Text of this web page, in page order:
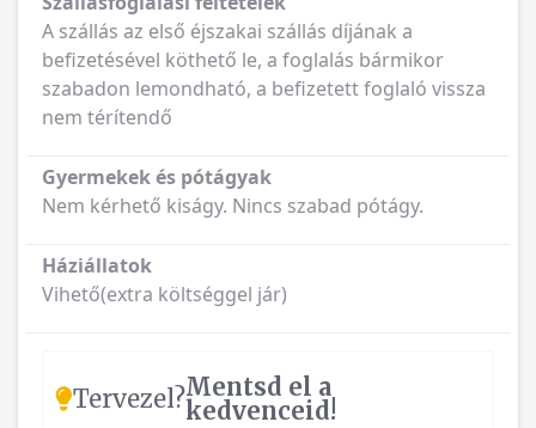
A szállás az első éjszakai szállás díjának a
befizetésével köthető le, a foglalás bármikor
szabadon lemondható, a befizetett foglaló vissza
nem térítendő
Gyermekek és pótágyak
Nem kérhető kiságy. Nincs szabad pótágy.
Háziállatok
Vihető(extra költséggel jár)
Tervezel?Mentsd el a
kedvenceid!